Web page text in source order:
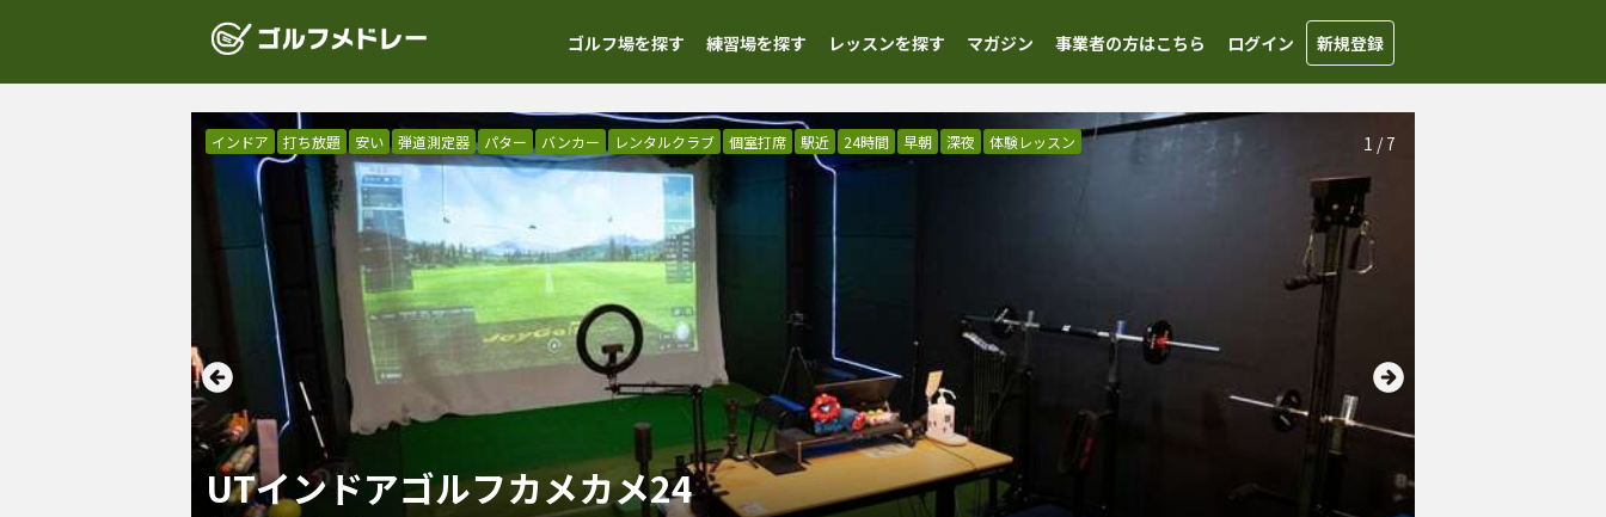
ゴルフ場を探す 練習場を探す レッスンを探す マガジン 事業者の方はこちら ログイン 新規登録
1 /7
インドア 打ち放題 安い 弾道測定器 パター バンカー レンタルクラブ 個室打席 駅近 24時間 早朝 深夜 体験レッスン
UTインドアゴルフカメカメ24